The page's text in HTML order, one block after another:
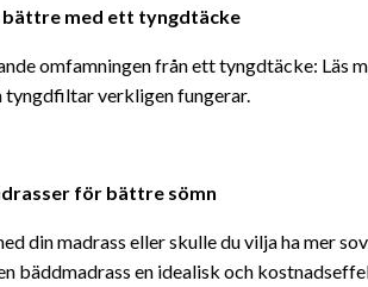
med ett tyngdtäcke
omfamningen från ett tyngdtäcke: Läs
verkligen fungerar.
för bättre sömn
din madrass eller skulle du vilja ha mer
bäddmadrass en idealisk och